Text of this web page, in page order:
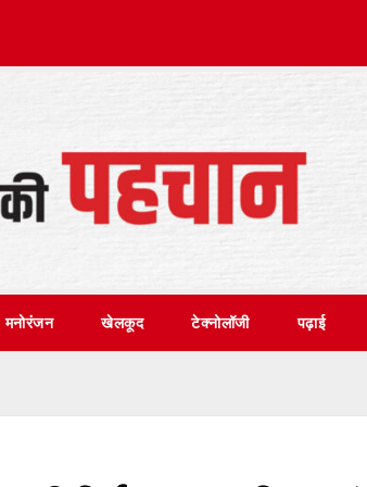
मनोरंजन खेलकूद टेक्नोलॉजी पढ़ाई